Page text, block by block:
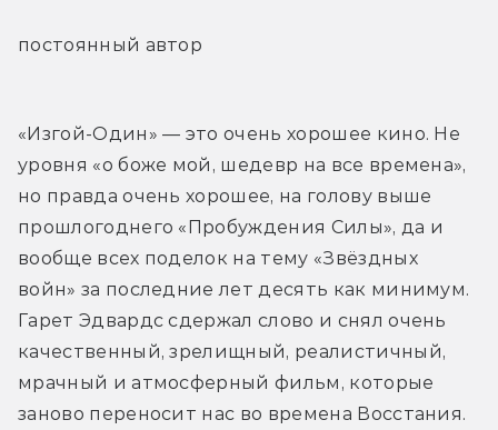
постоянный автор
«Изгой-Один» — это очень хорошее кино. Не
уровня «о боже мой, шедевр на все времена»,
но правда очень хорошее, на голову выше
прошлогоднего «Пробуждения Силы», да и
вообще всех поделок на тему «Звёздных
войн» за последние лет десять как минимум.
Гарет Эдвардс сдержал слово и снял очень
качественный, зрелищный, реалистичный,
мрачный и атмосферный фильм, которые
заново переносит нас во времена Восстания.